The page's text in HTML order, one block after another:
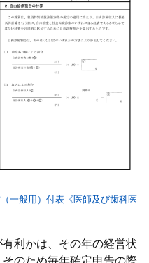
一般用）付表《医師及び歯科医
利かは、その年の経営状